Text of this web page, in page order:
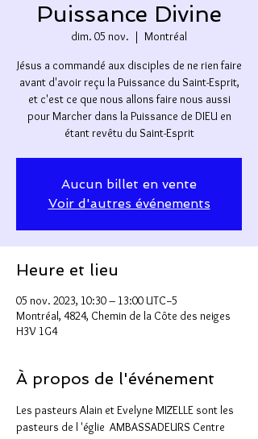
Puissance Divine
dim. 05 nov.
  |
Montréal
Jésus a commandé aux disciples de ne rien faire
avant d'avoir reçu la Puissance du Saint-Esprit,
et c'est ce que nous allons faire nous aussi
pour Marcher dans la Puissance de DIEU en
étant revêtu du Saint-Esprit
Aucun billet en vente
Voir d'autres événements
Heure et lieu
05 nov. 2023, 10:30 – 13:00 UTC−5
Montréal, 4824, Chemin de la Côte des neiges
H3V 1G4
À propos de l'événement
Les pasteurs Alain et Evelyne MIZELLE sont les
pasteurs de l 'églie  AMBASSADEURS Centre